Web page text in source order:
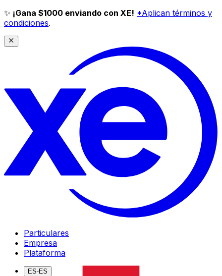
✨ ¡Gana $1000 enviando con XE! *Aplican términos y
condiciones.
Particulares
Empresa
Plataforma
ES-ES